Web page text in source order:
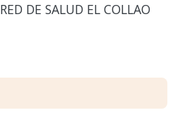
RED DE SALUD EL COLLAO